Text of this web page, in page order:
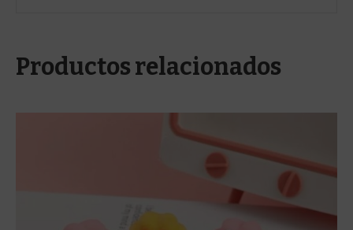
Productos relacionados